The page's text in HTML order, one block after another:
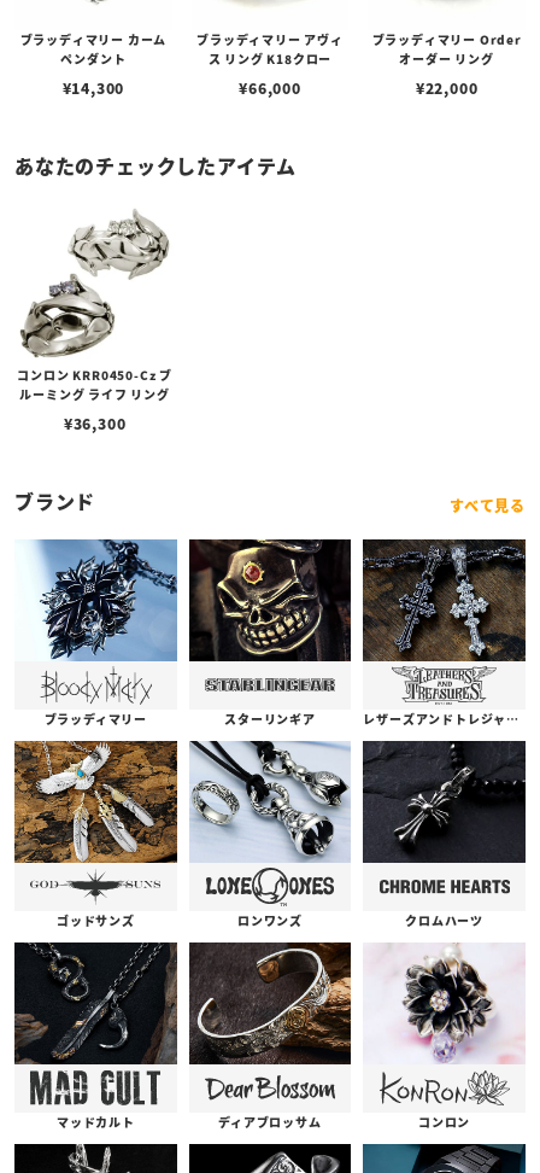
ブラッディマリー カーム
ペンダント
¥14,300
ブラッディマリー アヴィ
ス リング K18クロー
¥66,000
ブラッディマリー Order
オーダー リング
¥22,000
あなたのチェックしたアイテム
コンロン KRR0450-Cz ブ
ルーミング ライフ リング
¥36,300
ブランド すべて見る
ブラッディマリー スターリンギア レザーズアンドトレジャーズ
ゴッドサンズ ロンワンズ クロムハーツ
マッドカルト ディアブロッサム コンロン